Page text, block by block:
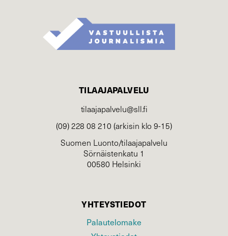
TILAAJAPALVELU
tilaajapalvelu@sll.fi
(09) 228 08 210 (arkisin klo 9-15)
Suomen Luonto/tilaajapalvelu
Sörnäistenkatu 1
00580 Helsinki
YHTEYSTIEDOT
Palautelomake